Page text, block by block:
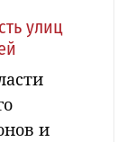
улиц
и